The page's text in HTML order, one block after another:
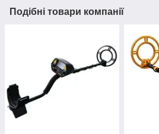
Подібні товари компанії